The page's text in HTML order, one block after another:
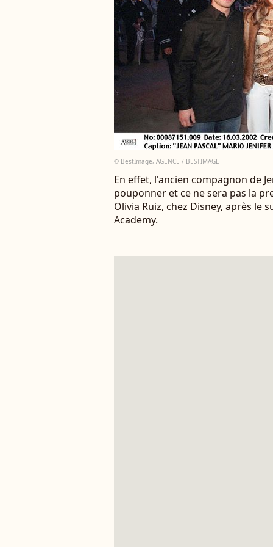
© BestImage, AGENCE / BESTIMAGE
En effet, l'ancien compagnon de
pouponner et ce ne sera pas la
Olivia Ruiz, chez Disney, après le
Academy.